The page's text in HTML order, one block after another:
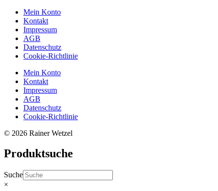
Mein Konto
Kontakt
Impressum
AGB
Datenschutz
Cookie-Richtlinie
Mein Konto
Kontakt
Impressum
AGB
Datenschutz
Cookie-Richtlinie
© 2026 Rainer Wetzel
Produktsuche
Suche
×